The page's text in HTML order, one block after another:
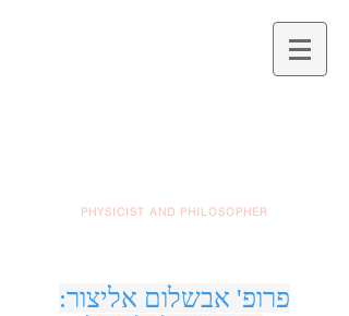
PHYSICIST AND PHILOSOPHER
פרופ' אבשלום אליצור: